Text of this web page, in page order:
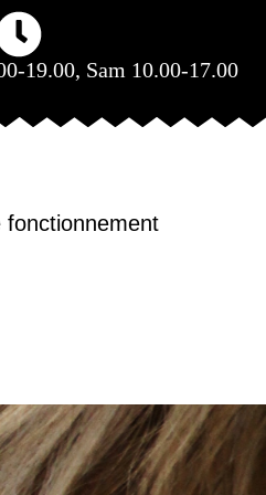
19.00, Sam 10.00-17.00
fonctionnement